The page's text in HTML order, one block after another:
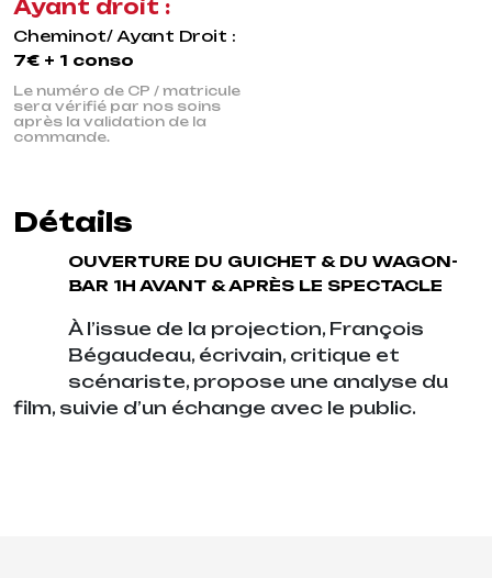
Ayant droit :
Cheminot/ Ayant Droit :
7€ + 1 conso
Le numéro de CP / matricule
sera vérifié par nos soins
après la validation de la
commande.
Détails
OUVERTURE DU GUICHET & DU WAGON-
BAR 1H AVANT & APRÈS LE SPECTACLE
À l’issue de la projection, François
Bégaudeau, écrivain, critique et
scénariste, propose une analyse du
film, suivie d’un échange avec le public.